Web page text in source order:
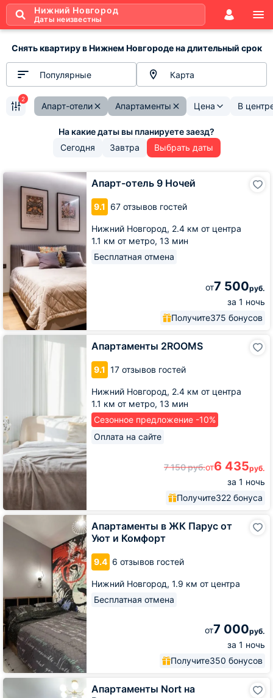
Нижний Новгород
Даты неизвестны
Снять квартиру в Нижнем Новгороде на длительный срок
Популярные Карта
Апарт-отели Апартаменты Цена В
2
Сегодня Завтра Выбрать даты
Апарт-отель 9 Ночей
9.1 67 отзывов гостей
Нижний Новгород, 2.4 км от центра
1.1 км от метро, 13 мин
Бесплатная отмена
от7 500руб.
за 1 ночь
Получите375 бонусов
Апарт-
отель
Апартаменты 2ROOMS
9.1 17 отзывов гостей
Нижний Новгород, 2.4 км от центра
1.1 км от метро, 13 мин
Сезонное предложение -10%
Оплата на сайте
7 150руб.от6 435руб.
за 1 ночь
Получите322 бонуса
Апартаменты
Апартаменты в ЖК Парус от
Уют и Комфорт
9.4 6 отзывов гостей
Нижний Новгород, 1.9 км от центра
Бесплатная отмена
от7 000руб.
за 1 ночь
Получите350 бонусов
Апартаменты
от
Комфорт
Апартаменты Nort на
Апартаменты